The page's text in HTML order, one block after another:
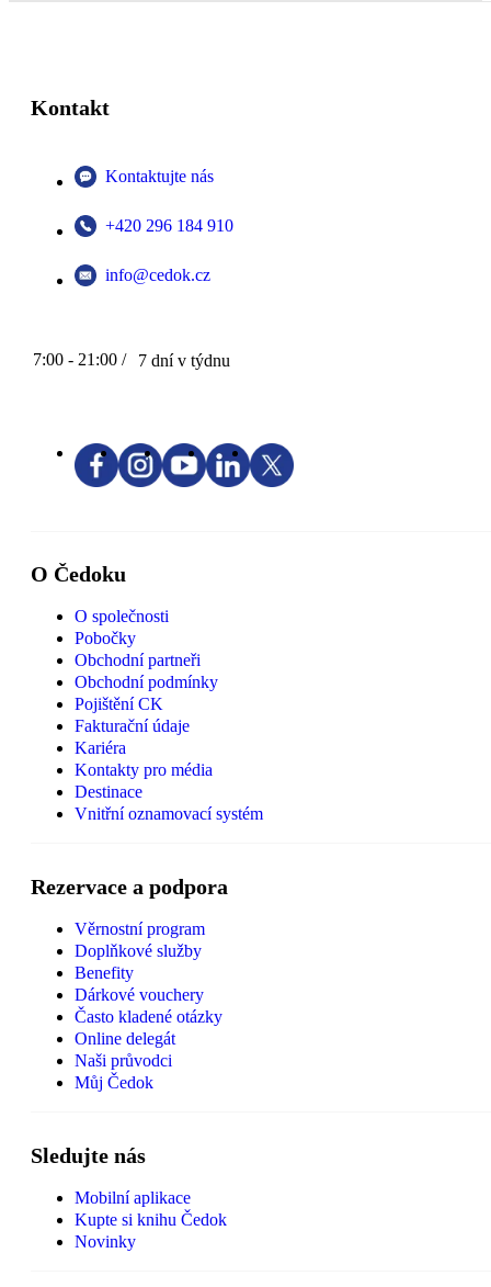
Kontakt
Kontaktujte nás
+420 296 184 910
info@cedok.cz
7:00 - 21:00 / 7 dní v týdnu
O Čedoku
O společnosti
Pobočky
Obchodní partneři
Obchodní podmínky
Pojištění CK
Fakturační údaje
Kariéra
Kontakty pro média
Destinace
Vnitřní oznamovací systém
Rezervace a podpora
Věrnostní program
Doplňkové služby
Benefity
Dárkové vouchery
Často kladené otázky
Online delegát
Naši průvodci
Můj Čedok
Sledujte nás
Mobilní aplikace
Kupte si knihu Čedok
Novinky